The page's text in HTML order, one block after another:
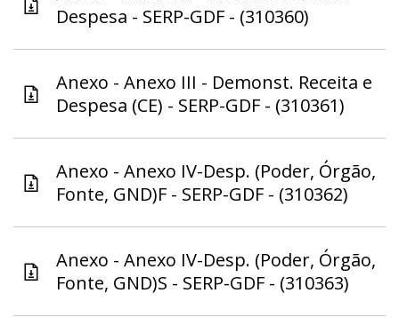
Despesa - SERP-GDF - (310360)
Anexo - Anexo III - Demonst. Receita e
Despesa (CE) - SERP-GDF - (310361)
Anexo - Anexo IV-Desp. (Poder, Órgão,
Fonte, GND)F - SERP-GDF - (310362)
Anexo - Anexo IV-Desp. (Poder, Órgão,
Fonte, GND)S - SERP-GDF - (310363)